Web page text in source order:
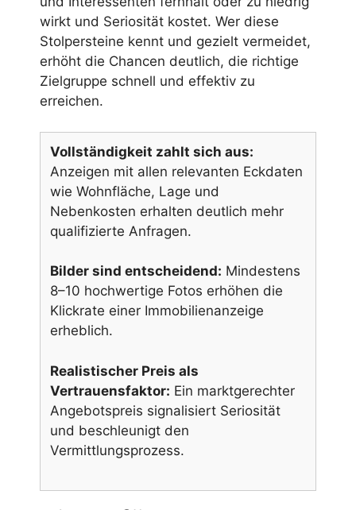
wirkt und Seriosität kostet. Wer diese
Stolpersteine kennt und gezielt vermeidet,
erhöht die Chancen deutlich, die richtige
Zielgruppe schnell und effektiv zu
erreichen.
Vollständigkeit zahlt sich aus:
Anzeigen mit allen relevanten Eckdaten
wie Wohnfläche, Lage und
Nebenkosten erhalten deutlich mehr
qualifizierte Anfragen.
Bilder sind entscheidend: Mindestens
8–10 hochwertige Fotos erhöhen die
Klickrate einer Immobilienanzeige
erheblich.
Realistischer Preis als
Vertrauensfaktor: Ein marktgerechter
Angebotspreis signalisiert Seriosität
und beschleunigt den
Vermittlungsprozess.